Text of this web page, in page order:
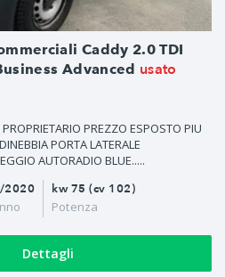
Caddy 2.0 TDI
Advanced usato
PREZZO ESPOSTO PIU
PORTA LATERALE
AUTORADIO BLUE.....
2020
kw 75 (cv 102)
Potenza
Dettagli